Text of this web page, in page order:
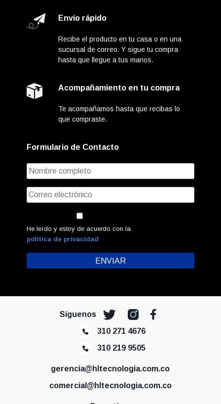
Envío rápido
Recibe el producto en tu casa o en una
sucursal de correo. Y sigue tu compra
hasta que llegue a tus manos.
Acompañamiento en tu compra
Te acompañamos hasta que recibas lo
que compraste.
Formulario de Contacto
He leído y estoy de acuerdo con la
política de privacidad
Síguenos
310 271 4676
310 219 9505
gerencia@hltecnologia.com.co
comercial@hltecnologia.com.co